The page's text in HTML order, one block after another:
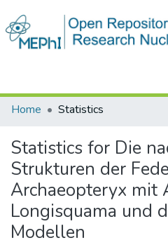
Communities
All of
Home
Statistics
Statistics for Die
Strukturen der
Archaeopteryx mit
Longisquama und
Modellen